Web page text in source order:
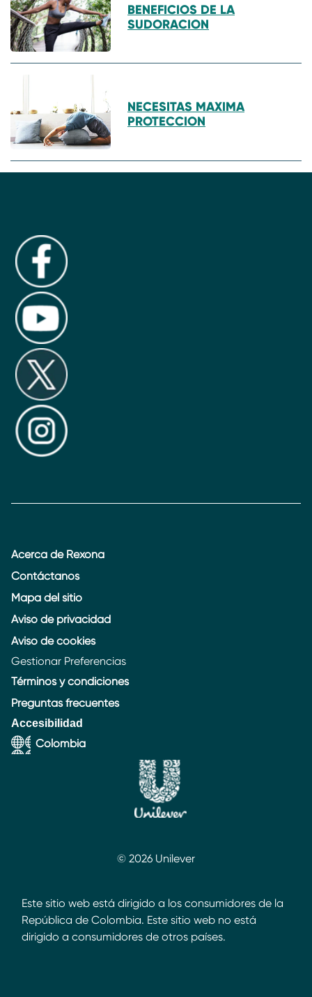
BENEFICIOS DE LA
SUDORACION
NECESITAS MAXIMA
PROTECCION
Acerca de Rexona
Contáctanos
Mapa del sitio
Aviso de privacidad
Aviso de cookies
Gestionar Preferencias
Términos y condiciones
Preguntas frecuentes
Accesibilidad
Colombia
© 2026 Unilever
Este sitio web está dirigido a los consumidores de la
República de Colombia. Este sitio web no está
dirigido a consumidores de otros países.